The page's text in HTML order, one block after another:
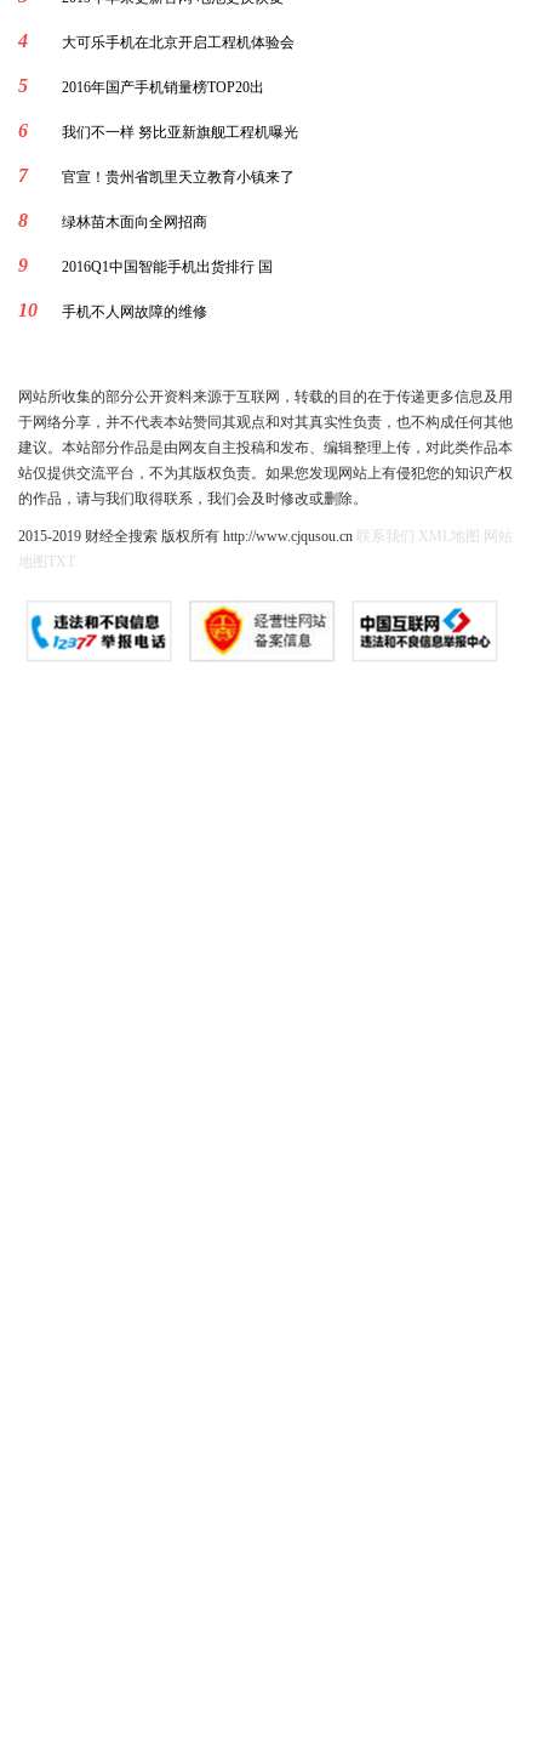
4 大可乐手机在北京开启工程机体验会
5 2016年国产手机销量榜TOP20出
6 我们不一样 努比亚新旗舰工程机曝光
7 官宣！贵州省凯里天立教育小镇来了
8 绿林苗木面向全网招商
9 2016Q1中国智能手机出货排行 国
10 手机不人网故障的维修
网站所收集的部分公开资料来源于互联网，转载的目的在于传递更多信息及用
于网络分享，并不代表本站赞同其观点和对其真实性负责，也不构成任何其他
建议。本站部分作品是由网友自主投稿和发布、编辑整理上传，对此类作品本
站仅提供交流平台，不为其版权负责。如果您发现网站上有侵犯您的知识产权
的作品，请与我们取得联系，我们会及时修改或删除。
2015-2019 财经全搜索 版权所有 http://www.cjqusou.cn 联系我们 XML地图
网站
地图
TXT